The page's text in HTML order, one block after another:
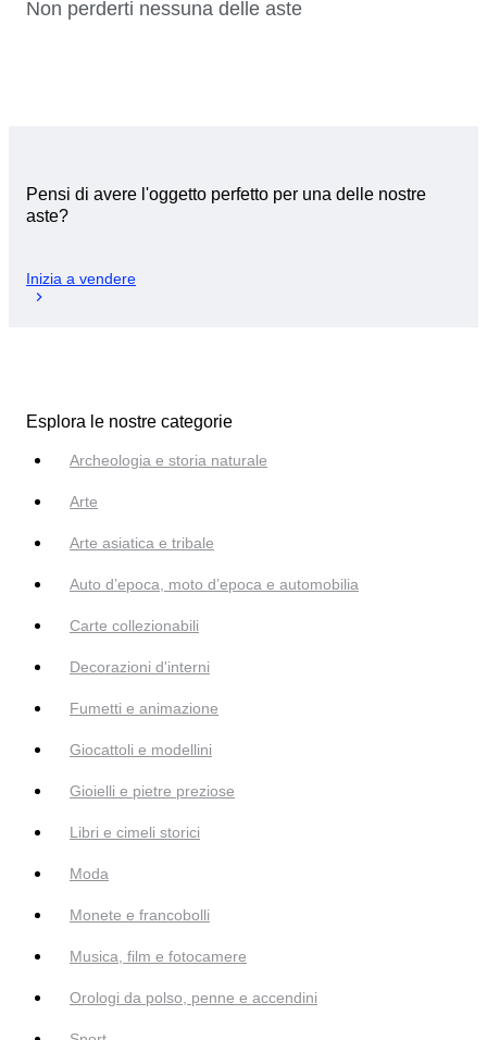
Non perderti nessuna delle aste
Pensi di avere l'oggetto perfetto per una delle nostre
aste?
Inizia a vendere
Esplora le nostre categorie
Archeologia e storia naturale
Arte
Arte asiatica e tribale
Auto d’epoca, moto d’epoca e automobilia
Carte collezionabili
Decorazioni d'interni
Fumetti e animazione
Giocattoli e modellini
Gioielli e pietre preziose
Libri e cimeli storici
Moda
Monete e francobolli
Musica, film e fotocamere
Orologi da polso, penne e accendini